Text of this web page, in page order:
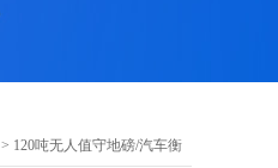
> 120吨无人值守地磅/汽车衡